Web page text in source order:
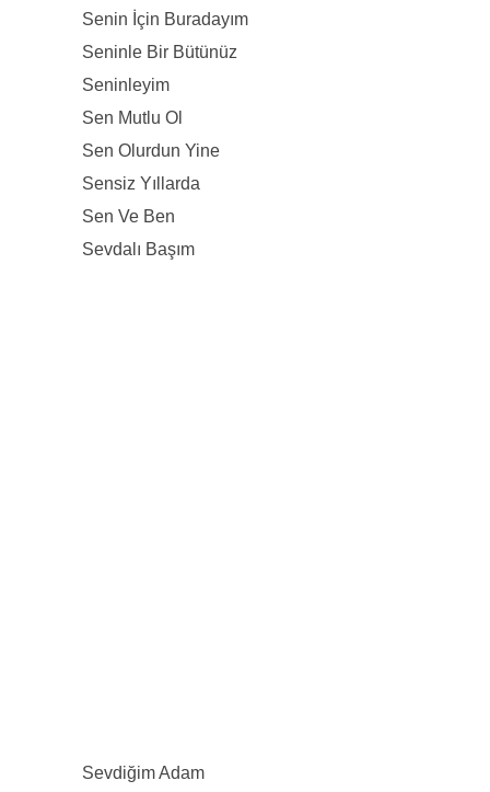
Senin İçin Buradayım
Seninle Bir Bütünüz
Seninleyim
Sen Mutlu Ol
Sen Olurdun Yine
Sensiz Yıllarda
Sen Ve Ben
Sevdalı Başım
Sevdiğim Adam